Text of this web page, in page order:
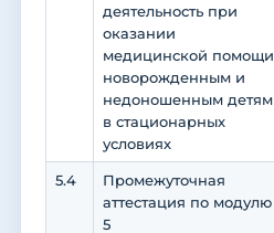
деятельность при
оказании
медицинской помощи
новорожденным и
недоношенным детям
в стационарных
условиях
5.4
Промежуточная
аттестация по модулю
5